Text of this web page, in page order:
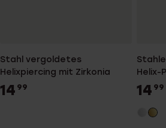
Stahl vergoldetes
Helixpiercing mit Zirkonia
14 99
Helix-
14 99